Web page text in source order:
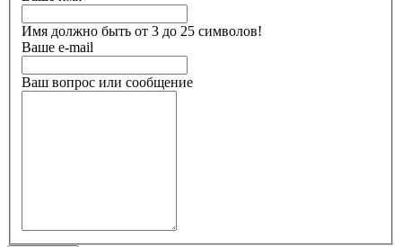
Имя должно быть от 3 до 25 символов!
Ваше e-mail
Ваш вопрос или сообщение